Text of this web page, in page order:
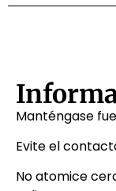
Manténgase
Evite el
No atomice